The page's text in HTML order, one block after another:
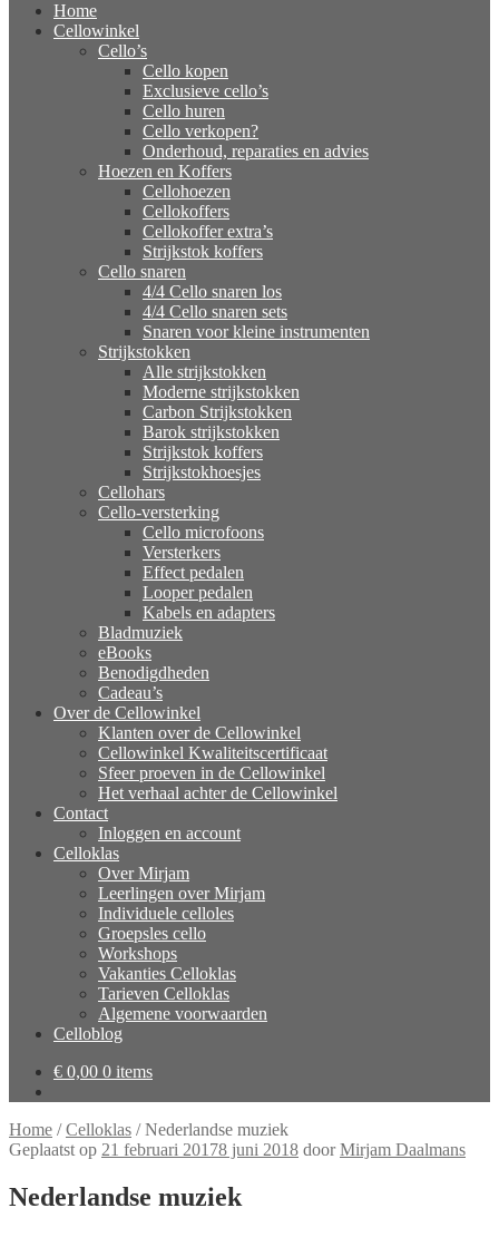
Home
Cellowinkel
Cello’s
Cello kopen
Exclusieve cello’s
Cello huren
Cello verkopen?
Onderhoud, reparaties en advies
Hoezen en Koffers
Cellohoezen
Cellokoffers
Cellokoffer extra’s
Strijkstok koffers
Cello snaren
4/4 Cello snaren los
4/4 Cello snaren sets
Snaren voor kleine instrumenten
Strijkstokken
Alle strijkstokken
Moderne strijkstokken
Carbon Strijkstokken
Barok strijkstokken
Strijkstok koffers
Strijkstokhoesjes
Cellohars
Cello-versterking
Cello microfoons
Versterkers
Effect pedalen
Looper pedalen
Kabels en adapters
Bladmuziek
eBooks
Benodigdheden
Cadeau’s
Over de Cellowinkel
Klanten over de Cellowinkel
Cellowinkel Kwaliteitscertificaat
Sfeer proeven in de Cellowinkel
Het verhaal achter de Cellowinkel
Contact
Inloggen en account
Celloklas
Over Mirjam
Leerlingen over Mirjam
Individuele celloles
Groepsles cello
Workshops
Vakanties Celloklas
Tarieven Celloklas
Algemene voorwaarden
Celloblog
€ 0,00 0 items
Home /Celloklas /Nederlandse muziek
Geplaatst op 21 februari 20178 juni 2018 doorMirjam Daalmans
Nederlandse muziek